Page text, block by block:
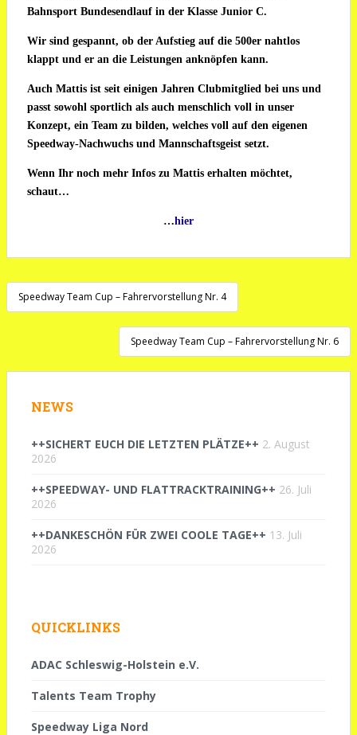
Bahnsport Bundesendlauf in der Klasse Junior C.
Wir sind gespannt, ob der Aufstieg auf die 500er nahtlos
klappt und er an die Leistungen anknöpfen kann.
Auch Mattis ist seit einigen Jahren Clubmitglied bei uns und
passt sowohl sportlich als auch menschlich voll in unser
Konzept, ein Team zu bilden, welches voll auf den eigenen
Speedway-Nachwuchs und Mannschaftsgeist setzt.
Wenn Ihr noch mehr Infos zu Mattis erhalten möchtet,
schaut…
…hier
Beitragsnavigation
Speedway Team Cup – Fahrervorstellung Nr. 4
Speedway Team Cup – Fahrervorstellung Nr. 6
NEWS
++SICHERT EUCH DIE LETZTEN PLÄTZE++ 2. August
2026
++SPEEDWAY- UND FLATTRACKTRAINING++ 26. Juli
2026
++DANKESCHÖN FÜR ZWEI COOLE TAGE++ 13. Juli
2026
QUICKLINKS
ADAC Schleswig-Holstein e.V.
Talents Team Trophy
Speedway Liga Nord